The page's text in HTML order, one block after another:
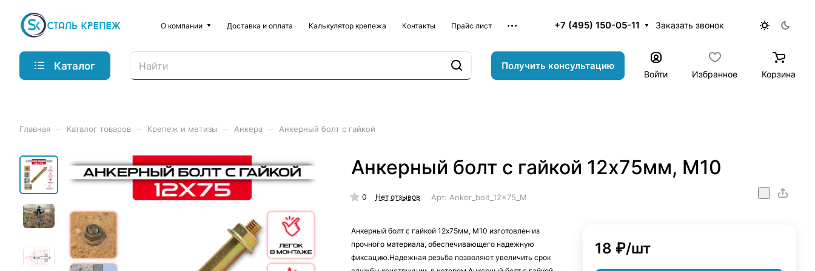
О компании Доставка и оплата Калькулятор крепежа Контакты Прайс лист +7 (495) 150-05-11 Заказать звонок
Каталог Получить консультацию
Войти Избранное Корзина
Главная Каталог товаров Крепеж и метизы Анкера Анкерный болт с гайкой
Анкерный болт с гайкой 12х75мм, М10
0 Нет отзывов Арт. Anker_bolt_12x75_M10
Анкерный болт с гайкой 12х75мм, М10 изготовлен из
прочного материала, обеспечивающего надежную
фиксацию.Надежная резьба позволяют увеличить срок
18 ₽/шт